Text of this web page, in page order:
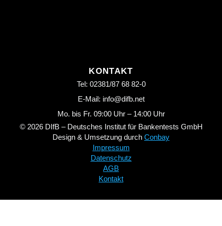
KONTAKT
Tel: 02381/87 68 82-0
E-Mail: info@difb.net
Mo. bis Fr. 09:00 Uhr – 14:00 Uhr
© 2026 DIfB – Deutsches Institut für Bankentests GmbH
Design & Umsetzung durch Conbay
Impressum
Datenschutz
AGB
Kontakt